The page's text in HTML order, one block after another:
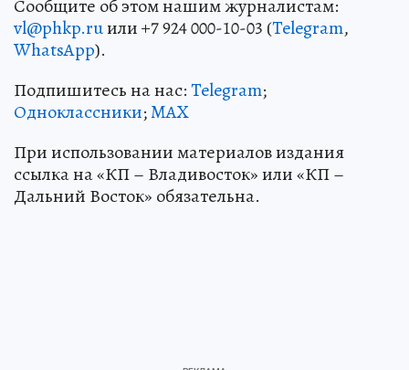
Сообщите об этом нашим журналистам:
vl@phkp.ruили +7 924 000-10-03 (Telegram,
WhatsApp).
Подпишитесь на нас:Telegram;
Одноклассники;MAX
При использовании материалов издания
ссылка на «КП – Владивосток» или «КП –
Дальний Восток» обязательна.